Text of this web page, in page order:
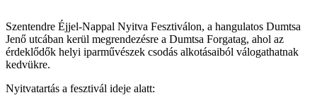
Szentendre Éjjel-Nappal Nyitva Fesztiválon, a hangulatos Dumtsa
Jenő utcában kerül megrendezésre a Dumtsa Forgatag, ahol az
érdeklődők helyi iparművészek csodás alkotásaiból válogathatnak
kedvükre.
Nyitvatartás a fesztivál ideje alatt: